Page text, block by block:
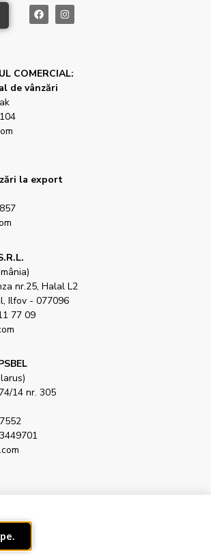
COMERCIAL:
de vânzări
la export
nr.25, Halal L2
Ilfov - 077096
77 09
14 nr. 305
dezvoltare manoart X spectar.pl
cookie-uri.